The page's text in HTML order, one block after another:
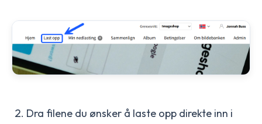
Dra filene du ønsker å laste opp direkte inn i